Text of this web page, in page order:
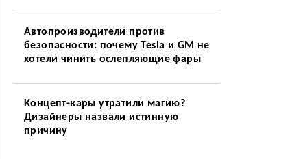
Автопроизводители против
безопасности: почему Tesla и GM не
хотели чинить ослепляющие фары
Концепт-кары утратили магию?
Дизайнеры назвали истинную
причину